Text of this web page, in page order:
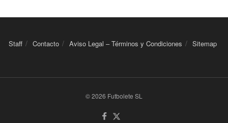
Staff Contacto Aviso Legal – Términos y Condiciones Sitemap
© 2026 Futbolete SL